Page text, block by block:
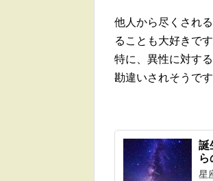
他人から尽くされ
ることも大好きで
特に、異性に対す
勘違いされそうです
誕
ら
星